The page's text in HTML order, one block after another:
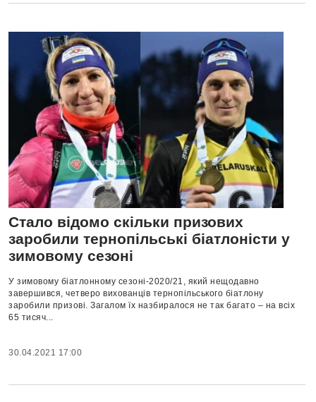
Стало відомо скільки призових
заробили тернопільські біатлоністи у
зимовому сезоні
У зимовому біатлонному сезоні-2020/21, який нещодавно
завершився, четверо вихованців тернопільського біатлону
заробили призові. Загалом їх назбиралося не так багато – на всіх
65 тисяч...
30.04.2021 17:00